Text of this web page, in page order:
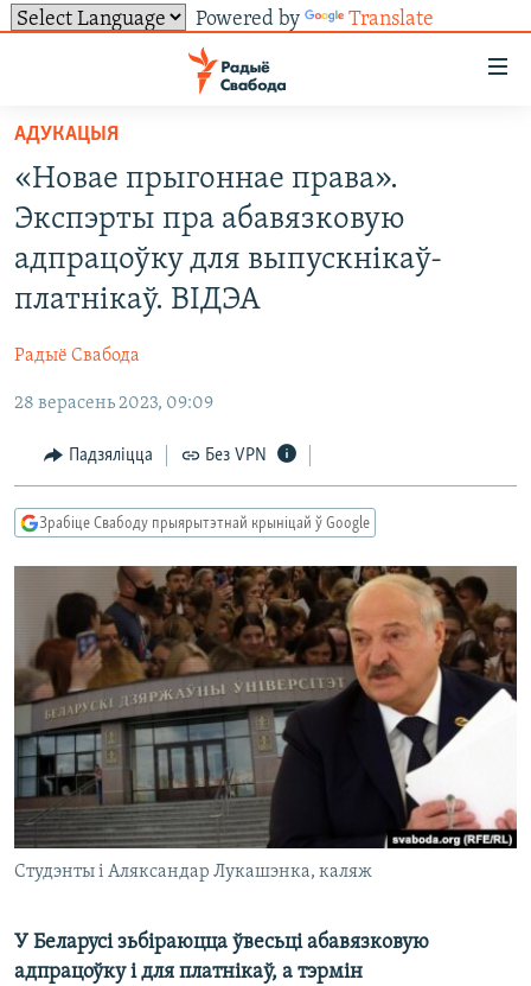
Powered by Translate
ўнівэрсальнага
доступу
Перайсьці
галоўнага
зьместу
Перайсьці
да
галоўнай
Перайсьці
пошуку
ВАЙНА
БЕЛАРУСЫ НА ВАЙНЕ
КУЛЬТУРА
КАЛЯНДАР
ТОЛЬКІ НА СВАБОДЗЕ
КНІГІ
АЎДЫЁКНІГІ
МОВА
НА ХВАЛЯХ СВАБОДЫ
АБЫСЬЦІ БЛЯКАВАНЬНЕ
ПАДПІСАЦЦА
FACEBOOK
TWITTER
САЧЫЦЕ ЗА АБНАЎЛЕНЬНЯМІ
Усе сайты РС/РСЭ
АДУКАЦЫЯ
«Новае прыгоннае права».
Экспэрты пра абавязковую
адпрацоўку для выпускнікаў-
платнікаў. ВІДЭА
Радыё Свабода
28 верасень 2023, 09:09
Падзяліцца Без VPN
Зрабіце Свабоду прыярытэтнай крыніцай ў Google
Студэнты і Аляксандар Лукашэнка, каляж
У Беларусі зьбіраюцца ўвесьці абавязковую
адпрацоўку і для платнікаў, а тэрмін